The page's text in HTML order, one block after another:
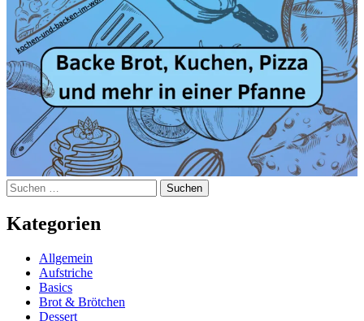
Suchen
nach:
Kategorien
Allgemein
Aufstriche
Basics
Brot & Brötchen
Dessert